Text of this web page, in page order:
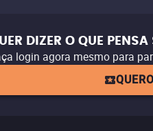
DIZER O QUE
login agora mesmo para